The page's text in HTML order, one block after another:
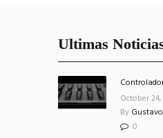
Ultimas
October 24,
By
0